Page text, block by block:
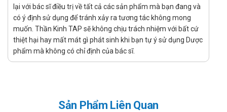
Số đăng ký
Nguồn: https://nghidinh15.vfa.gov.vn/
lại với bác sĩ điều trị về tất cả các sản phẩm mà bạn đang và
có ý định sử dụng để tránh xảy ra tương tác không mong
muốn. Thần Kinh TAP sẽ không chịu trách nhiệm với bất cứ
thiệt hại hay mất mát gì phát sinh khi bạn tự ý sử dụng Dược
phẩm mà không có chỉ định của bác sĩ.
Sản Phẩm Liên Quan